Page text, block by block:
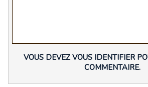
VOUS DEVEZ VOUS IDENTIFIER
COMMENTAIRE.